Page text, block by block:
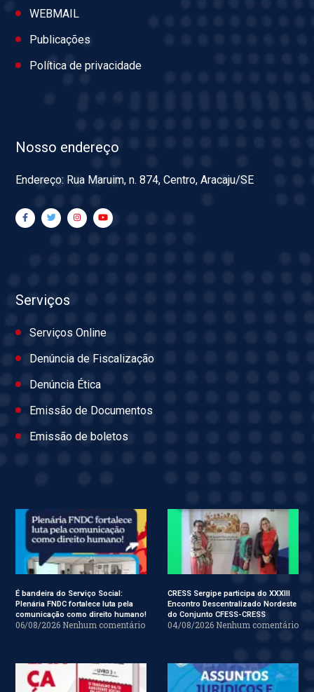
WEBMAIL
Publicações
Política de privacidade
Nosso endereço
Endereço: Rua Maruim, n. 874, Centro, Aracaju/SE
Serviços
Serviços Online
Denúncia de Fiscalização
Denúncia Ética
Emissão de Documentos
Emissão de boletos
É bandeira do Serviço Social:
Plenária FNDC fortalece luta pela
comunicação como direito humano!
06/08/2026 Nenhum comentário
CRESS Sergipe participa do XXXIII
Encontro Descentralizado Nordeste
do Conjunto CFESS-CRESS
04/08/2026 Nenhum comentário